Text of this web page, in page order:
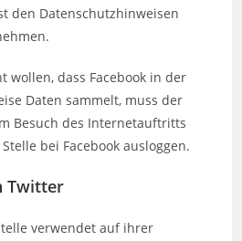
den Datenschutzhinweisen
wollen, dass Facebook in der
Daten sammelt, muss der
Besuch des Internetauftritts
bei Facebook ausloggen.
Twitter
verwendet auf ihrer